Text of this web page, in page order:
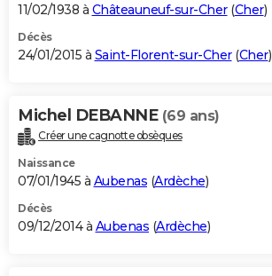
11/02/1938 à Châteauneuf-sur-Cher(Cher)
Décès
24/01/2015 à Saint-Florent-sur-Cher(Cher)
Michel DEBANNE (69 ans)
Créer une cagnotte obsèques
Naissance
07/01/1945 à Aubenas (Ardèche)
Décès
09/12/2014 à Aubenas (Ardèche)